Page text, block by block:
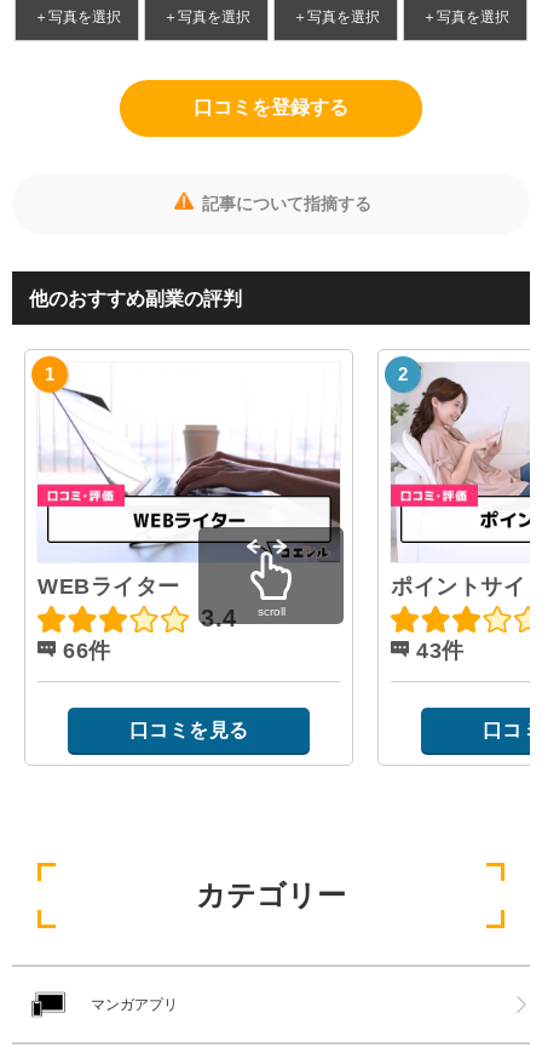
＋写真を選択 ＋写真を選択 ＋写真を選択 ＋写真を選択
口コミを登録する
記事について指摘する
他のおすすめ副業の評判
WEBライター
3.4
66件
口コミを見る
ポイントサイ
43件
口コ
scroll
カテゴリー
マンガアプリ